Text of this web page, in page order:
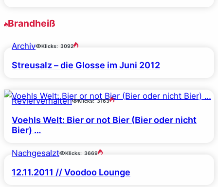
Brandheiß
Archiv Klicks: 3092
Streusalz – die Glosse im Juni 2012
Revierverhalten Klicks: 3163
Voehls Welt: Bier or not Bier (Bier oder nicht
Bier) …
Nachgesalzt Klicks: 3669
12.11.2011 // Voodoo Lounge